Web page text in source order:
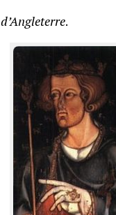
d’Angleterre.